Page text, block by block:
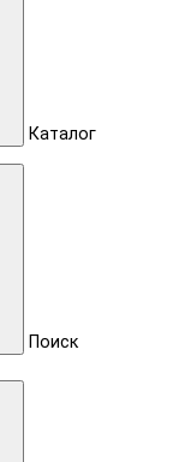
Каталог
Поиск